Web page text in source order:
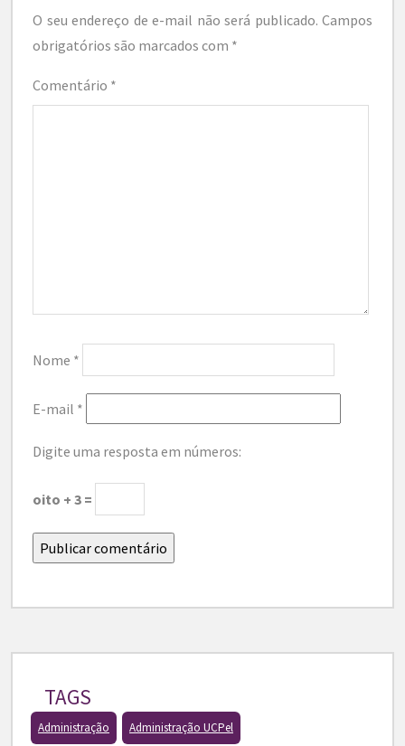
O seu endereço de e-mail não será publicado. Campos
obrigatórios são marcados com *
Comentário *
Nome *
E-mail *
Digite uma resposta em números:
oito + 3 =
TAGS
Administração Administração UCPel